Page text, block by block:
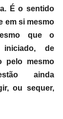
É o sentido
em si mesmo
que o
iniciado, de
pelo mesmo
ainda
ou sequer,